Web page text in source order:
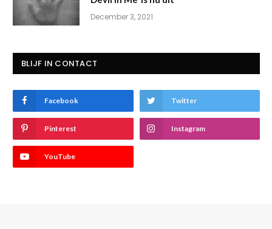
December 3, 2021
BLIJF IN CONTACT
Facebook Twitter
Pinterest Instagram
YouTube